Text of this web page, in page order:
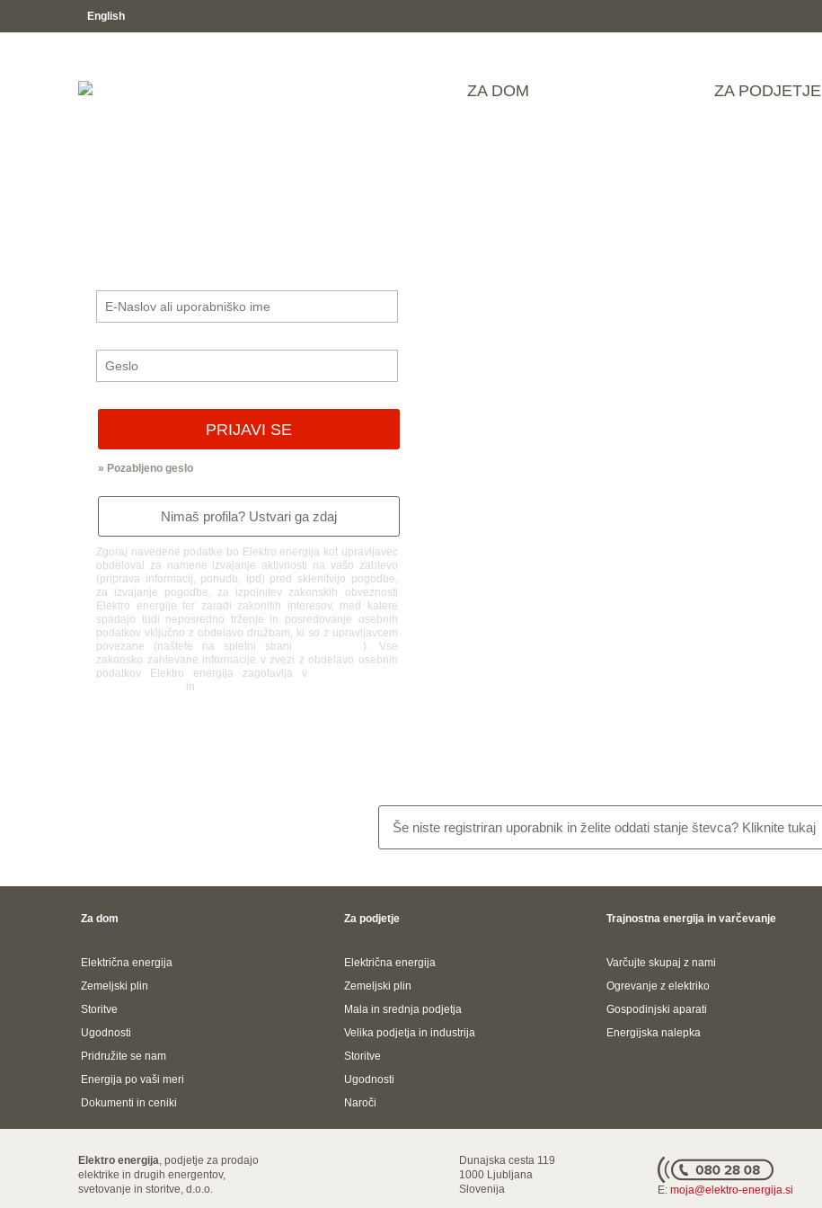
English
ZA DOM ZA PODJETJE
Zgoraj navedene podatke bo Elektro energija kot upravljavec
obdeloval za namene izvajanje aktivnosti na vašo zahtevo
(priprava informacij, ponudb, ipd) pred sklenitvijo pogodbe,
za izvajanje pogodbe, za izpolnitev zakonskih obveznosti
Elektro energije ter zaradi zakonitih interesov, med katere
spadajo tudi neposredno trženje in posredovanje osebnih
podatkov vključno z obdelavo družbam, ki so z upravljavcem
povezane (naštete na spletni strani
). Vse
zakonsko zahtevane informacije v zvezi z obdelavo osebnih
podatkov Elektro energija zagotavlja v
in
Še niste registriran uporabnik in želite oddati stanje števca? Kliknite tukaj
Za dom
Električna energija
Zemeljski plin
Storitve
Ugodnosti
Pridružite se nam
Energija po vaši meri
Dokumenti in ceniki
Za podjetje
Električna energija
Zemeljski plin
Mala in srednja podjetja
Velika podjetja in industrija
Storitve
Ugodnosti
Naroči
Trajnostna energija in varčevanje
Varčujte skupaj z nami
Ogrevanje z elektriko
Gospodinjski aparati
Energijska nalepka
Elektro energija, podjetje za prodajo
elektrike in drugih energentov,
svetovanje in storitve, d.o.o.
Dunajska cesta 119
1000 Ljubljana
Slovenija
E: moja@elektro-energija.si